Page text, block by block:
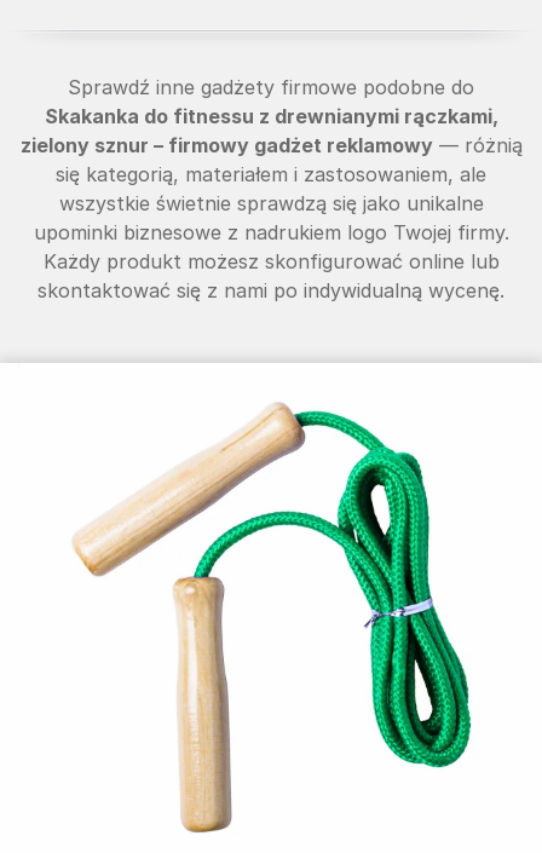
Sprawdź inne gadżety firmowe podobne do
Skakanka do fitnessu z drewnianymi rączkami,
zielony sznur – firmowy gadżet reklamowy— różnią
się kategorią, materiałem i zastosowaniem, ale
wszystkie świetnie sprawdzą się jako unikalne
upominki biznesowe z nadrukiem logo Twojej firmy.
Każdy produkt możesz skonfigurować online lub
skontaktować się z nami po indywidualną wycenę.